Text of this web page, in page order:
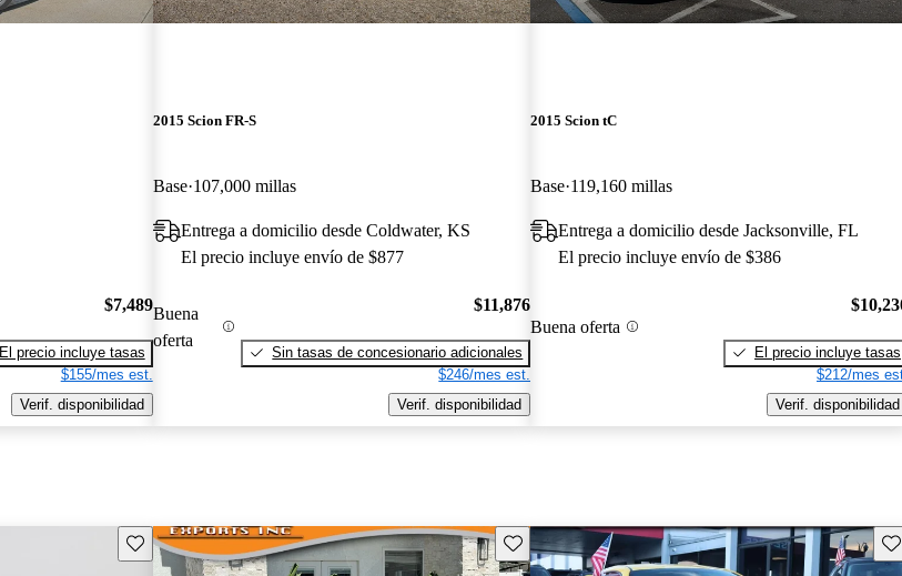
$7,489
El precio incluye tasas
$155/mes est.
Verif. disponibilidad
2015 Scion FR-S
Base 107,000 millas
Entrega a domicilio desde Coldwater, KS
El precio incluye envío de $877
Buena
oferta
$11,876
Sin tasas de concesionario adicionales
$246/mes est.
Verif. disponibilidad
2015 Scion tC
Base 119,160 millas
Entrega a domicilio desde Jacksonville, FL
El precio incluye envío de $386
Buena oferta
El precio incluye tasas
$212/mes
Verif. disponibilidad
Guarda este Aviso Guarda este Aviso